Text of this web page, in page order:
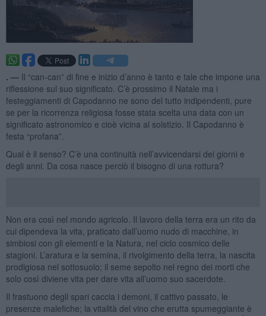
. — Il “can-can” di fine e inizio d’anno è tanto e tale che impone una
riflessione sul suo significato. C’è prossimo il Natale ma i
festeggiamenti di Capodanno ne sono del tutto indipendenti, pure
se per la ricorrenza religiosa fosse stata scelta una data con un
significato astronomico e cioè vicina al solstizio. Il Capodanno è
festa “profana”.
Qual è il senso? C’è una continuità nell’avvicendarsi dei giorni e
degli anni. Da cosa nasce perciò il bisogno di una rottura?
Non era così nel mondo agricolo. Il lavoro della terra era un rito da
cui dipendeva la vita, praticato dall’uomo nudo di macchine, in
simbiosi con gli elementi e la Natura, nel ciclo cosmico delle
stagioni. L’aratura e la semina, il rivolgimento della terra, la nascita
prodigiosa nel sottosuolo; il seme sepolto nel regno dei morti che
solo così diviene vita per dare vita all’uomo suo sacerdote.
Il frastuono degli spari caccia i demoni, il cattivo passato, le
presenze malefiche; la vitalità del vino che erutta spumeggiante è